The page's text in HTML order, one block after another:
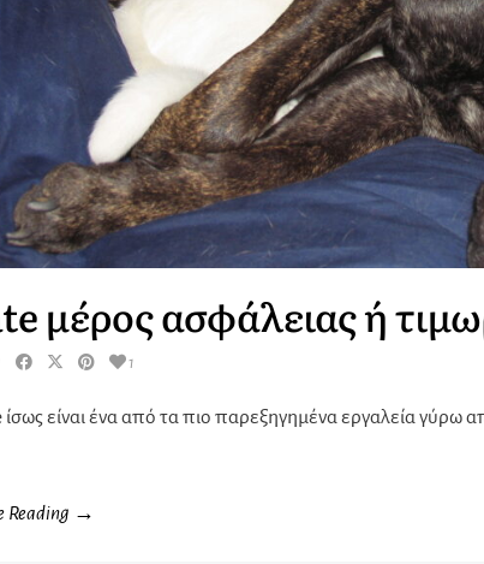
μέρος ασφάλειας ή
1
είναι ένα από τα πιο παρεξηγημένα εργαλεία γύρω
Reading →